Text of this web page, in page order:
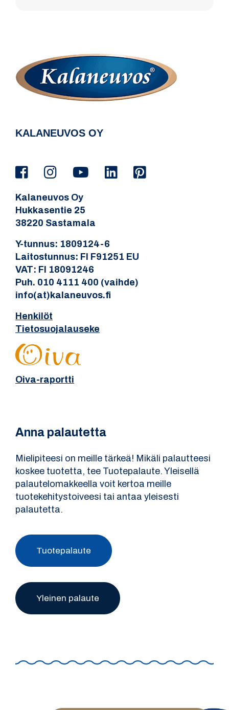
KALANEUVOS OY
Kalaneuvos Oy
Hukkasentie 25
38220 Sastamala
Y-tunnus: 1809124-6
Laitostunnus: FI F91251 EU
VAT: FI 18091246
Puh. 010 4111 400 (vaihde)
info(at)kalaneuvos.fi
Henkilöt
Tietosuojalauseke
Oiva-raportti
Anna palautetta
Mielipiteesi on meille tärkeä! Mikäli palautteesi
koskee tuotetta, tee Tuotepalaute. Yleisellä
palautelomakkeella voit kertoa meille
tuotekehitystoiveesi tai antaa yleisesti
palautetta.
Tuotepalaute
Yleinen palaute